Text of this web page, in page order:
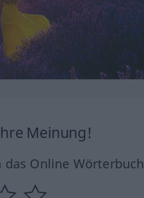
Meinung!
Online